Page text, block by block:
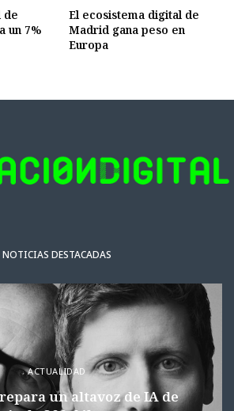
de
un 7%
El ecosistema digital de
Madrid gana peso en
Europa
NOTICIAS DESTACADAS
ACTUALIDAD
un altavoz de IA de